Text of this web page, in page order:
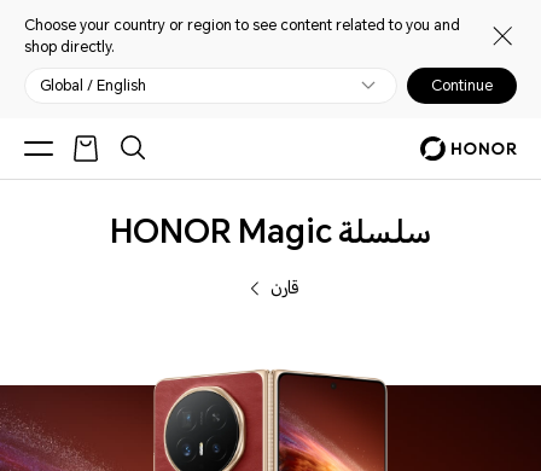
Choose your country or region to see content related to you and
shop directly.
Global / English Continue
الهواتفسلسلة HONOR Magic
قارن